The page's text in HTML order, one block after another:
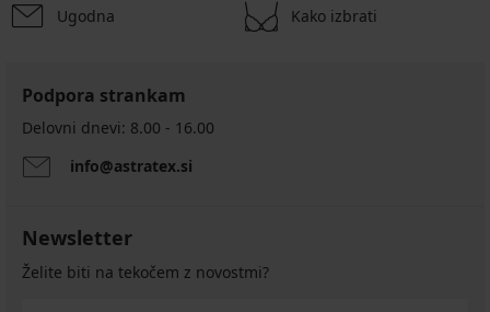
Ugodna Kako izbrati
Podpora strankam
Delovni dnevi: 8.00 - 16.00
info@astratex.si
Newsletter
Želite biti na tekočem z novostmi?